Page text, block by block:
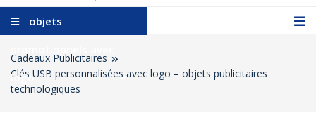
objets
logo
Cadeaux Publicitaires
Clés USB personnalisées avec logo – objets publicitaires
technologiques